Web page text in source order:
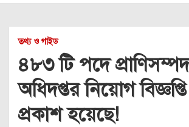
তথ্য ও গাইড
৪৮৩ টি পদে প্রাণিসম্পদ
অধিদপ্তর নিয়োগ
প্রকাশ হয়েছে!